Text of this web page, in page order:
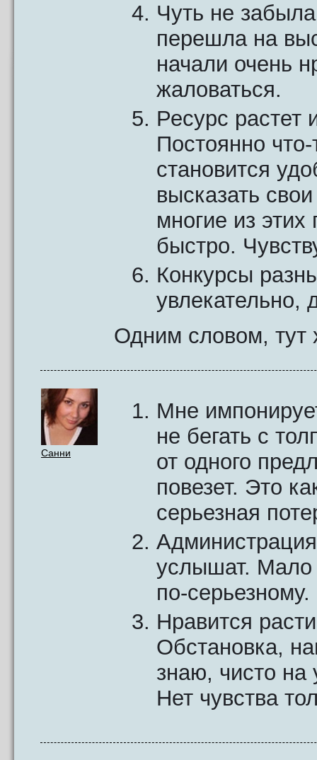
Чуть не
перешла на
начали очень
жаловаться.
Ресурс растет
Постоянно
становится
высказать
многие из
быстро.
Конкурсы
увлекательно,
Одним словом, тут
Санни
Мне
не бегать с
от одного
повезет. Это
серьезная
услышат. Мало
по-серьезному.
Нравится
Обстановка,
знаю, чисто
Нет чувства